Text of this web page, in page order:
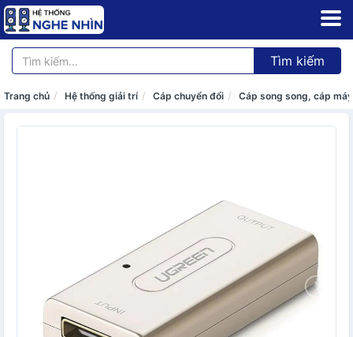
Tìm kiếm
Trang chủ Hệ thống giải trí Cáp chuyển đổi Cáp song song, cáp